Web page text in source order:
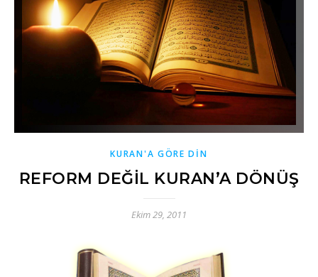
KURAN'A GÖRE DİN
REFORM DEĞİL KURAN’A DÖNÜŞ
Ekim 29, 2011